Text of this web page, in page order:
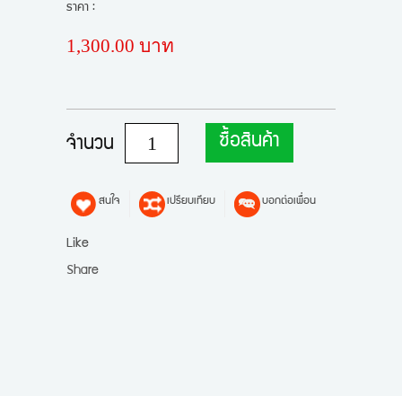
ราคา :
1,300.00 บาท
จำนวน ซื้อสินค้า
สนใจ เปรียบเทียบ บอกต่อเพื่อน
Like
Share